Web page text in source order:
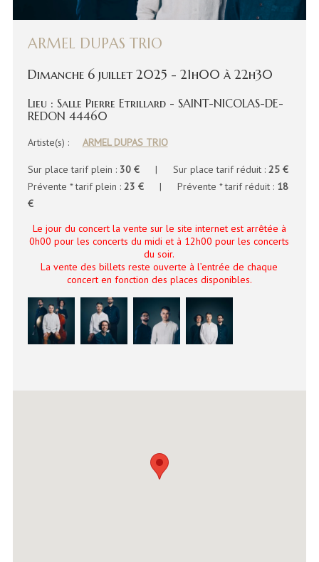
ARMEL DUPAS TRIO
Dimanche 6 juillet 2025 - 21h00 à 22h30
Lieu : Salle Pierre Etrillard - SAINT-NICOLAS-DE-
REDON 44460
Artiste(s) : ARMEL DUPAS TRIO
Sur place tarif plein : 30 €| Sur place tarif réduit : 25 €
Prévente * tarif plein : 23 €| Prévente * tarif réduit : 18
€
Le jour du concert la vente sur le site internet est arrêtée à
0h00 pour les concerts du midi et à 12h00 pour les concerts
du soir.
La vente des billets reste ouverte à l’entrée de chaque
concert en fonction des places disponibles.